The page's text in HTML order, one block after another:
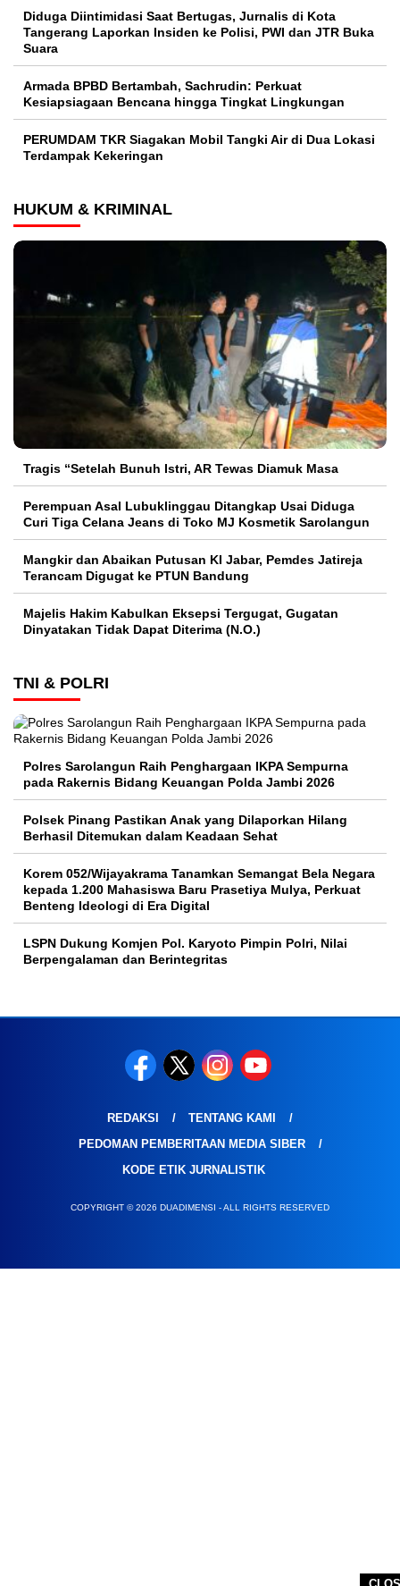
Diduga Diintimidasi Saat Bertugas, Jurnalis di Kota
Tangerang Laporkan Insiden ke Polisi, PWI dan JTR Buka
Suara
Armada BPBD Bertambah, Sachrudin: Perkuat
Kesiapsiagaan Bencana hingga Tingkat Lingkungan
PERUMDAM TKR Siagakan Mobil Tangki Air di Dua Lokasi
Terdampak Kekeringan
HUKUM & KRIMINAL
Tragis “Setelah Bunuh Istri, AR Tewas Diamuk Masa
Perempuan Asal Lubuklinggau Ditangkap Usai Diduga
Curi Tiga Celana Jeans di Toko MJ Kosmetik Sarolangun
Mangkir dan Abaikan Putusan KI Jabar, Pemdes Jatireja
Terancam Digugat ke PTUN Bandung
Majelis Hakim Kabulkan Eksepsi Tergugat, Gugatan
Dinyatakan Tidak Dapat Diterima (N.O.)
TNI & POLRI
Polres Sarolangun Raih Penghargaan IKPA Sempurna
pada Rakernis Bidang Keuangan Polda Jambi 2026
Polsek Pinang Pastikan Anak yang Dilaporkan Hilang
Berhasil Ditemukan dalam Keadaan Sehat
Korem 052/Wijayakrama Tanamkan Semangat Bela Negara
kepada 1.200 Mahasiswa Baru Prasetiya Mulya, Perkuat
Benteng Ideologi di Era Digital
LSPN Dukung Komjen Pol. Karyoto Pimpin Polri, Nilai
Berpengalaman dan Berintegritas
REDAKSI
TENTANG KAMI
PEDOMAN PEMBERITAAN MEDIA SIBER
KODE ETIK JURNALISTIK
COPYRIGHT © 2026 DUADIMENSI - ALL RIGHTS RESERVED